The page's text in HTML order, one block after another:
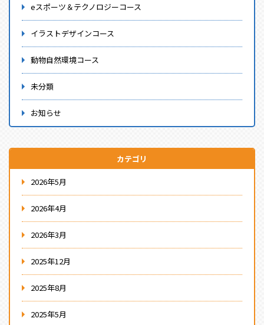
eスポーツ＆テクノロジーコース
イラストデザインコース
動物自然環境コース
未分類
お知らせ
カテゴリ
2026年5月
2026年4月
2026年3月
2025年12月
2025年8月
2025年5月